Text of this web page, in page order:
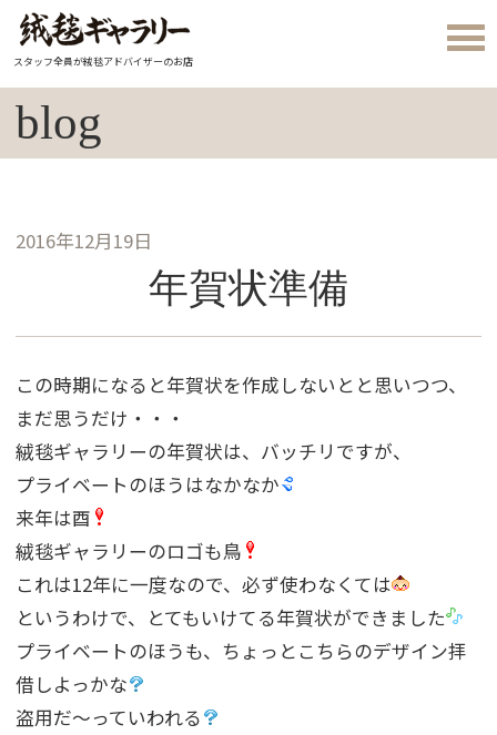
スタッフ全員が絨毯アドバイザーのお店
blog
2016年12月19日
年賀状準備
この時期になると年賀状を作成しないとと思いつつ、
まだ思うだけ・・・
絨毯ギャラリーの年賀状は、バッチリですが、
プライベートのほうはなかなか
来年は酉
絨毯ギャラリーのロゴも鳥
これは12年に一度なので、必ず使わなくては
というわけで、とてもいけてる年賀状ができました
プライベートのほうも、ちょっとこちらのデザイン拝
借しよっかな
盗用だ〜っていわれる